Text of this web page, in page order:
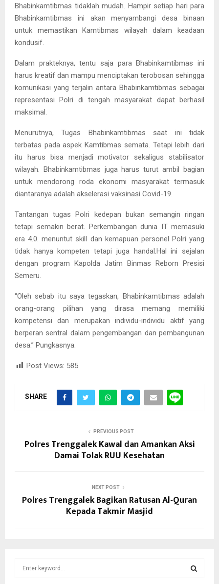
Bhabinkamtibmas tidaklah mudah. Hampir setiap hari para
Bhabinkamtibmas ini akan menyambangi desa binaan
untuk memastikan Kamtibmas wilayah dalam keadaan
kondusif.
Dalam prakteknya, tentu saja para Bhabinkamtibmas ini
harus kreatif dan mampu menciptakan terobosan sehingga
komunikasi yang terjalin antara Bhabinkamtibmas sebagai
representasi Polri di tengah masyarakat dapat berhasil
maksimal.
Menurutnya, Tugas Bhabinkamtibmas saat ini tidak
terbatas pada aspek Kamtibmas semata. Tetapi lebih dari
itu harus bisa menjadi motivator sekaligus stabilisator
wilayah. Bhabinkamtibmas juga harus turut ambil bagian
untuk mendorong roda ekonomi masyarakat termasuk
diantaranya adalah akselerasi vaksinasi Covid-19.
Tantangan tugas Polri kedepan bukan semangin ringan
tetapi semakin berat. Perkembangan dunia IT memasuki
era 4.0. menuntut skill dan kemapuan personel Polri yang
tidak hanya kompeten tetapi juga handal.Hal ini sejalan
dengan program Kapolda Jatim Binmas Reborn Presisi
Semeru.
“Oleh sebab itu saya tegaskan, Bhabinkamtibmas adalah
orang-orang pilihan yang dirasa memang memiliki
kompetensi dan merupakan individu-individu aktif yang
berperan sentral dalam pengembangan dan pembangunan
desa.” Pungkasnya.
Post Views: 585
SHARE
PREVIOUS POST
Polres Trenggalek Kawal dan Amankan Aksi
Damai Tolak RUU Kesehatan
NEXT POST
Polres Trenggalek Bagikan Ratusan Al-Quran
Kepada Takmir Masjid